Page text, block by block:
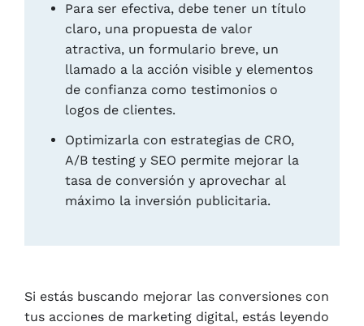
Para ser efectiva, debe tener un título
claro, una propuesta de valor
atractiva, un formulario breve, un
llamado a la acción visible y elementos
de confianza como testimonios o
logos de clientes.
Optimizarla con estrategias de CRO,
A/B testing y SEO permite mejorar la
tasa de conversión y aprovechar al
máximo la inversión publicitaria.
Si estás buscando mejorar las conversiones con
tus acciones de marketing digital, estás leyendo